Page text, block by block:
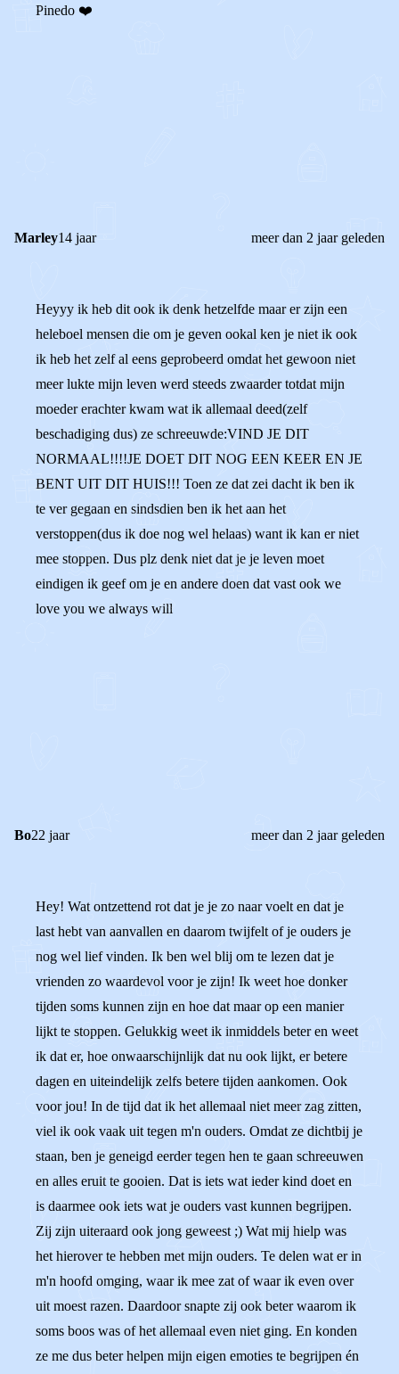
Pinedo ❤️
Marley14 jaar meer dan 2 jaar geleden
Heyyy ik heb dit ook ik denk hetzelfde maar er zijn een
heleboel mensen die om je geven ookal ken je niet ik ook
ik heb het zelf al eens geprobeerd omdat het gewoon niet
meer lukte mijn leven werd steeds zwaarder totdat mijn
moeder erachter kwam wat ik allemaal deed(zelf
beschadiging dus) ze schreeuwde:VIND JE DIT
NORMAAL!!!!JE DOET DIT NOG EEN KEER EN JE
BENT UIT DIT HUIS!!! Toen ze dat zei dacht ik ben ik
te ver gegaan en sindsdien ben ik het aan het
verstoppen(dus ik doe nog wel helaas) want ik kan er niet
mee stoppen. Dus plz denk niet dat je je leven moet
eindigen ik geef om je en andere doen dat vast ook we
love you we always will
Bo22 jaar meer dan 2 jaar geleden
Hey! Wat ontzettend rot dat je je zo naar voelt en dat je
last hebt van aanvallen en daarom twijfelt of je ouders je
nog wel lief vinden. Ik ben wel blij om te lezen dat je
vrienden zo waardevol voor je zijn! Ik weet hoe donker
tijden soms kunnen zijn en hoe dat maar op een manier
lijkt te stoppen. Gelukkig weet ik inmiddels beter en weet
ik dat er, hoe onwaarschijnlijk dat nu ook lijkt, er betere
dagen en uiteindelijk zelfs betere tijden aankomen. Ook
voor jou! In de tijd dat ik het allemaal niet meer zag zitten,
viel ik ook vaak uit tegen m'n ouders. Omdat ze dichtbij je
staan, ben je geneigd eerder tegen hen te gaan schreeuwen
en alles eruit te gooien. Dat is iets wat ieder kind doet en
is daarmee ook iets wat je ouders vast kunnen begrijpen.
Zij zijn uiteraard ook jong geweest ;) Wat mij hielp was
het hierover te hebben met mijn ouders. Te delen wat er in
m'n hoofd omging, waar ik mee zat of waar ik even over
uit moest razen. Daardoor snapte zij ook beter waarom ik
soms boos was of het allemaal even niet ging. En konden
ze me dus beter helpen mijn eigen emoties te begrijpen én